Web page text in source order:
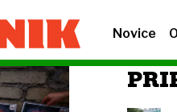
Novice